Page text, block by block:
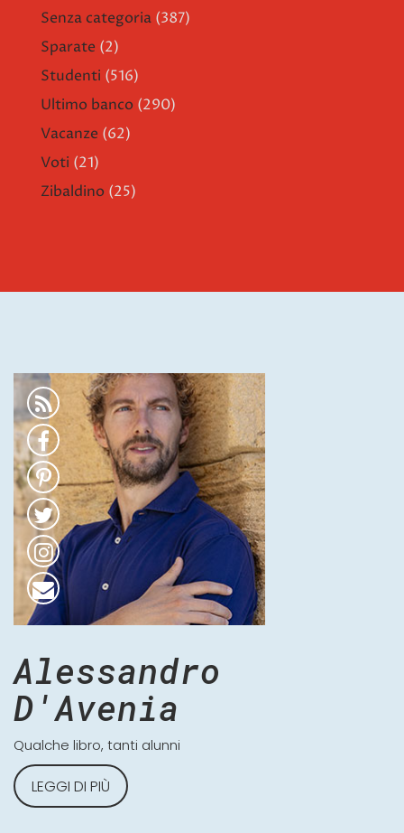
Senza categoria (387)
Sparate (2)
Studenti (516)
Ultimo banco (290)
Vacanze (62)
Voti (21)
Zibaldino (25)
Alessandro
D'Avenia
Qualche libro, tanti alunni
LEGGI DI PIÙ